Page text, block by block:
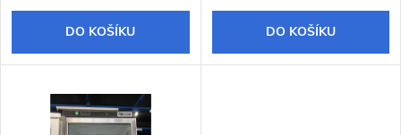
u
d
DO KOŠÍKU DO KOŠÍKU